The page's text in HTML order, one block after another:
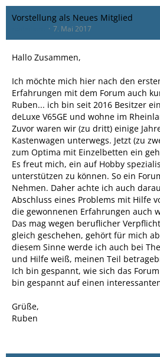
Vorstellung als Neues Mitglied
7. Mai 2017
Hallo Zusammen,
Ich möchte mich hier nach den
Erfahrungen mit dem Forum auch
Ruben... ich bin seit 2016 Besitzer
deLuxe V65GE und wohne im
Zuvor waren wir (zu dritt) einige
Kastenwagen unterwegs. Jetzt (zu
zum Optima mit Einzelbetten ein
Es freut mich, ein auf Hobby
unterstützen zu können. So ein
Nehmen. Daher achte ich auch
Abschluss eines Problems mit Hilfe
die gewonnenen Erfahrungen auch
Das mag wegen beruflicher
gleich geschehen, gehört für mich
diesem Sinne werde ich auch bei
und Hilfe weiß, meinen Teil
Ich bin gespannt, wie sich das
bin gespannt auf einen
Grüße,
Ruben